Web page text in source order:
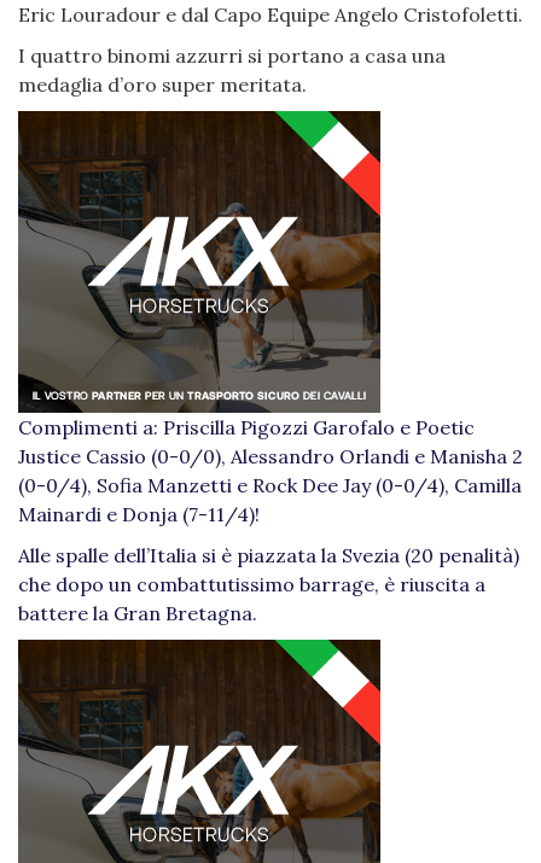
Eric Louradour e dal Capo Equipe Angelo Cristofoletti.
I quattro binomi azzurri si portano a casa una
medaglia d’oro super meritata.
Complimenti a: Priscilla Pigozzi Garofalo e Poetic
Justice Cassio (0-0/0), Alessandro Orlandi e Manisha 2
(0-0/4), Sofia Manzetti e Rock Dee Jay (0-0/4), Camilla
Mainardi e Donja (7-11/4)!
Alle spalle dell’Italia si è piazzata la Svezia (20 penalità)
che dopo un combattutissimo barrage, è riuscita a
battere la Gran Bretagna.